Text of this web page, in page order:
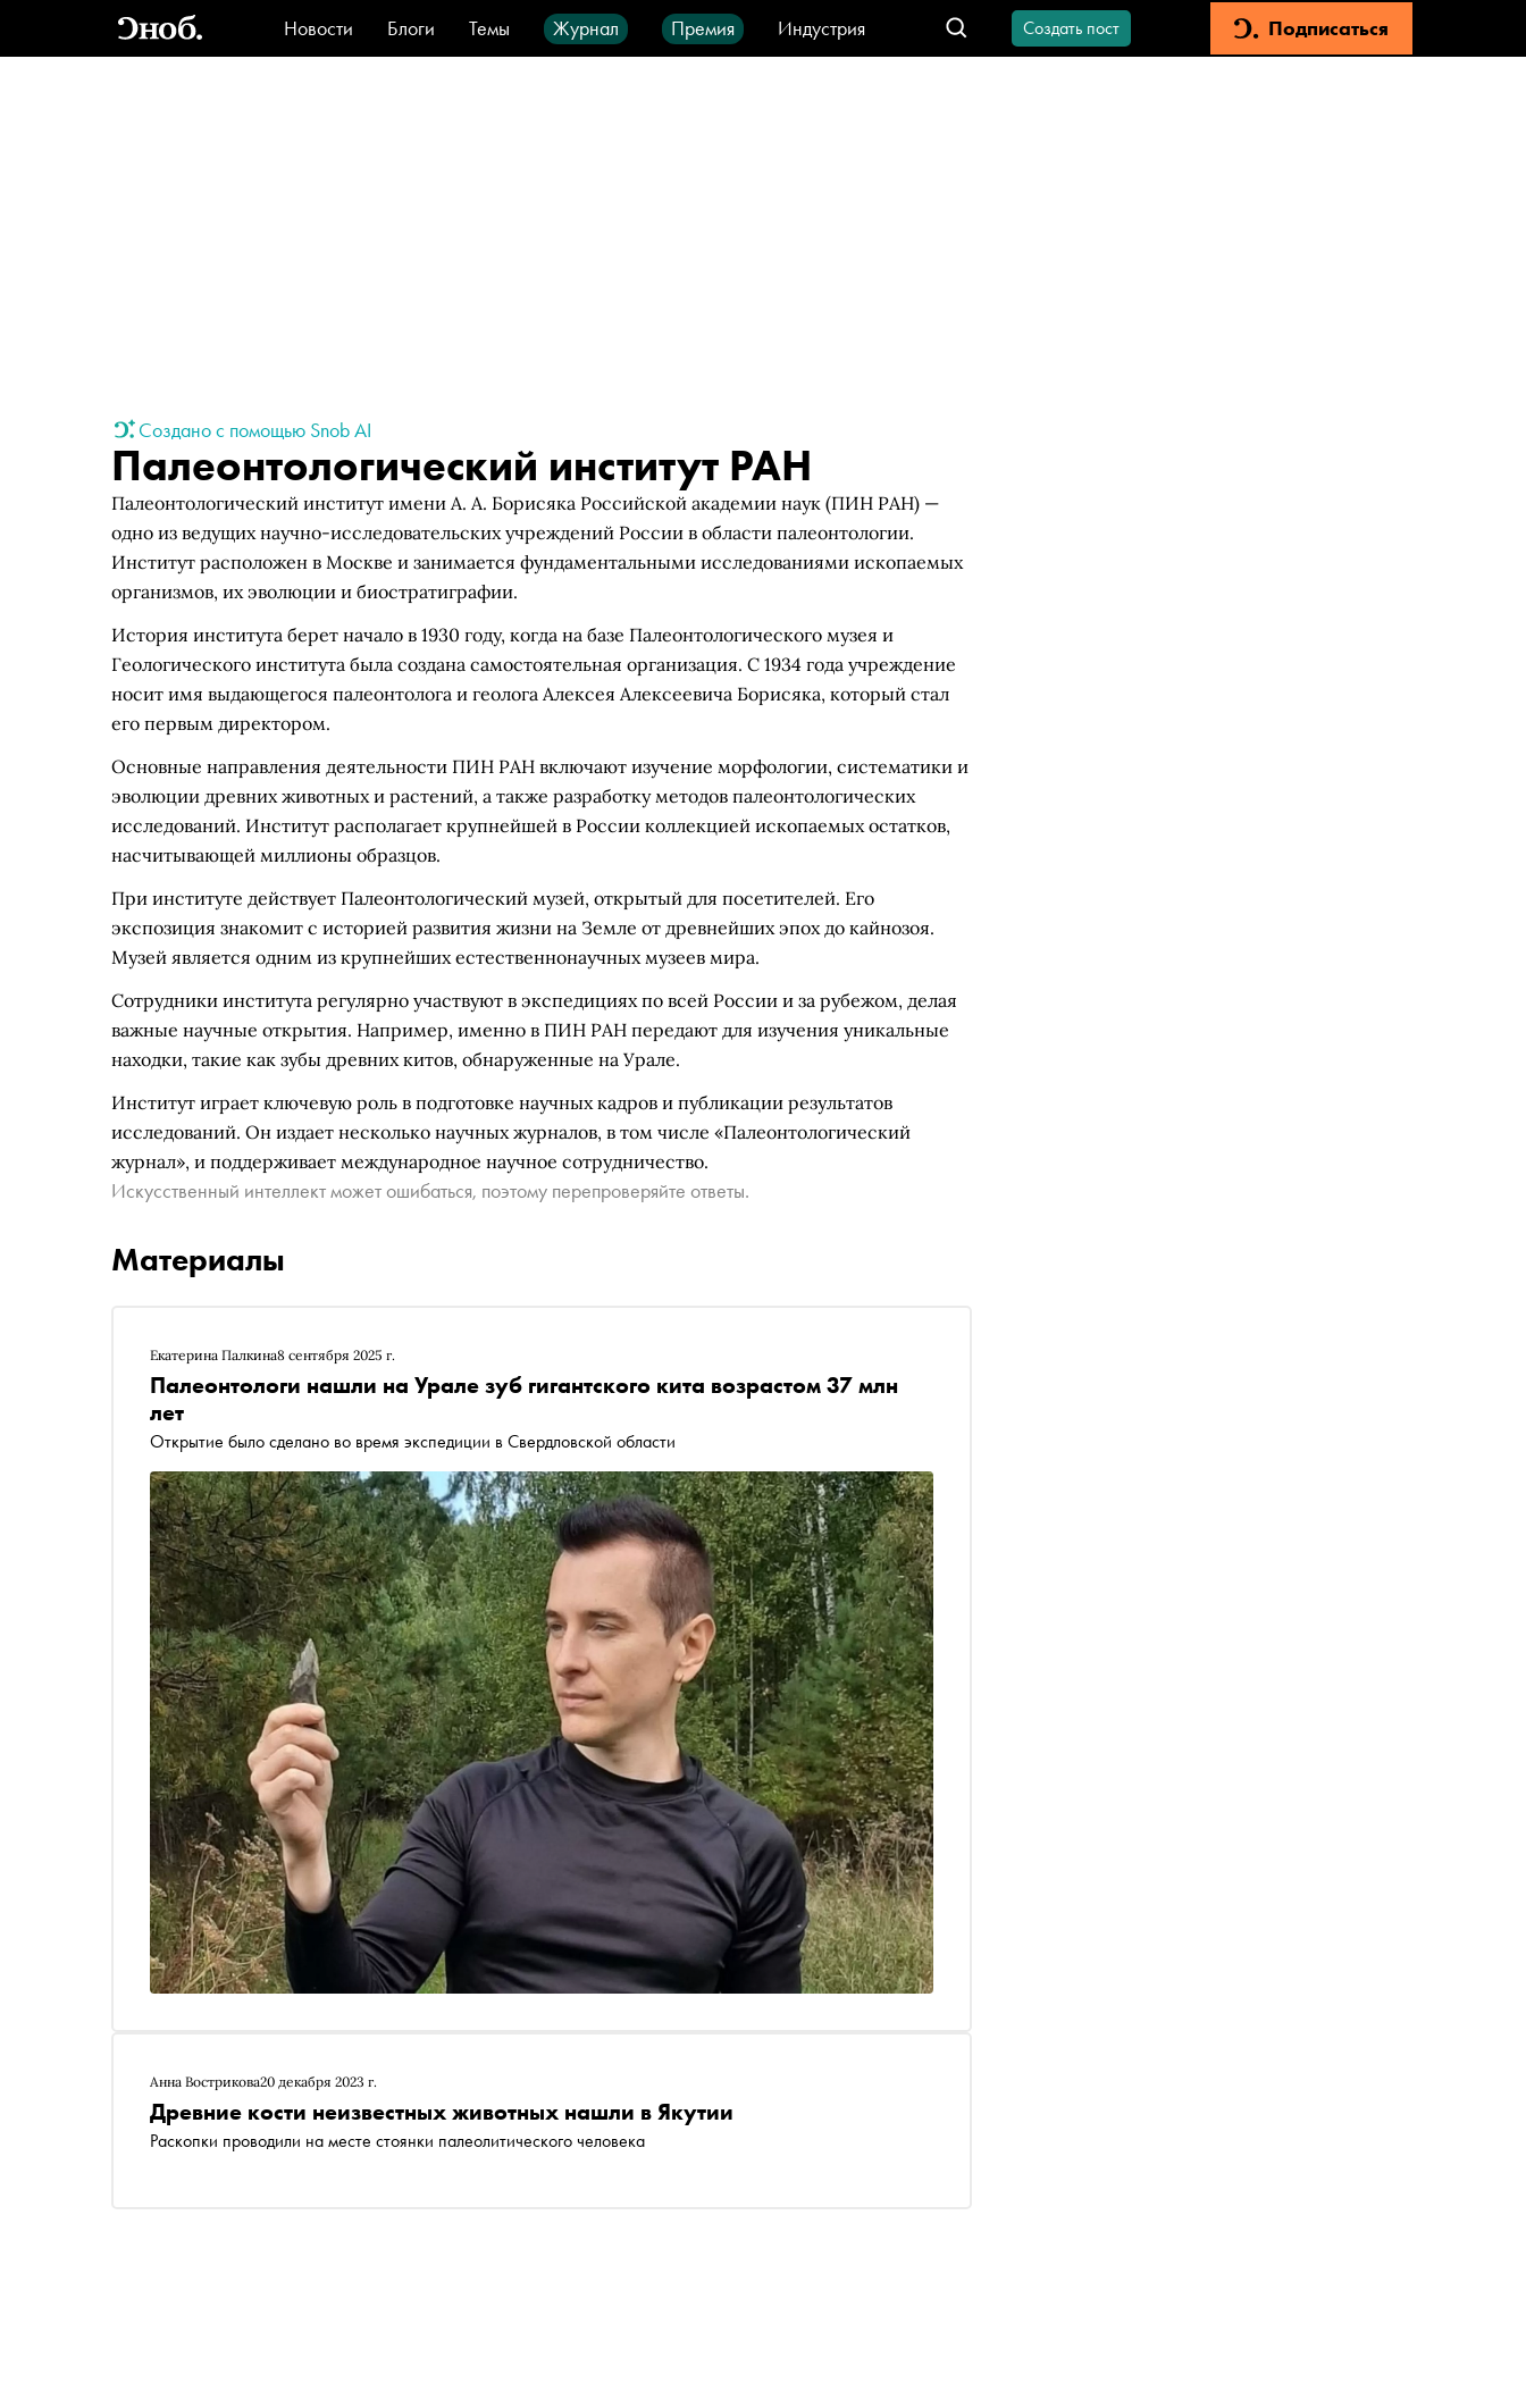
Новости Блоги Темы Журнал Премия
Индустрия
Стиль
Видео Город IT-продукты
Создать пост Подписаться
Создано с помощью Snob AI
Палеонтологический институт РАН
Палеонтологический институт имени А. А. Борисяка Российской академии наук (ПИН РАН) —
одно из ведущих научно-исследовательских учреждений России в области палеонтологии.
Институт расположен в Москве и занимается фундаментальными исследованиями ископаемых
организмов, их эволюции и биостратиграфии.
История института берет начало в 1930 году, когда на базе Палеонтологического музея и
Геологического института была создана самостоятельная организация. С 1934 года учреждение
носит имя выдающегося палеонтолога и геолога Алексея Алексеевича Борисяка, который стал
его первым директором.
Основные направления деятельности ПИН РАН включают изучение морфологии, систематики и
эволюции древних животных и растений, а также разработку методов палеонтологических
исследований. Институт располагает крупнейшей в России коллекцией ископаемых остатков,
насчитывающей миллионы образцов.
При институте действует Палеонтологический музей, открытый для посетителей. Его
экспозиция знакомит с историей развития жизни на Земле от древнейших эпох до кайнозоя.
Музей является одним из крупнейших естественнонаучных музеев мира.
Сотрудники института регулярно участвуют в экспедициях по всей России и за рубежом, делая
важные научные открытия. Например, именно в ПИН РАН передают для изучения уникальные
находки, такие как зубы древних китов, обнаруженные на Урале.
Институт играет ключевую роль в подготовке научных кадров и публикации результатов
исследований. Он издает несколько научных журналов, в том числе «Палеонтологический
журнал», и поддерживает международное научное сотрудничество.
Искусственный интеллект может ошибаться, поэтому перепроверяйте ответы.
Материалы
Екатерина Палкина8 сентября 2025 г.
Палеонтологи нашли на Урале зуб гигантского кита возрастом 37 млн
лет
Открытие было сделано во время экспедиции в Свердловской области
Анна Вострикова20 декабря 2023 г.
Древние кости неизвестных животных нашли в Якутии
Раскопки проводили на месте стоянки палеолитического человека